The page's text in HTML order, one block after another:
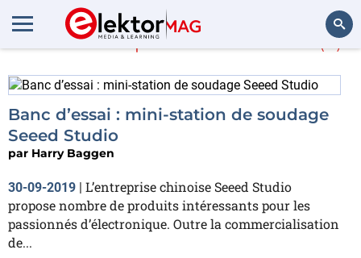
En savoir plus sur (2)
Banc d’essai : mini-station de soudage
Seeed Studio
par Harry Baggen
30-09-2019 | L’entreprise chinoise Seeed Studio
propose nombre de produits intéressants pour les
passionnés d’électronique. Outre la commercialisation
de...